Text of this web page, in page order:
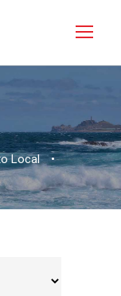
Local •